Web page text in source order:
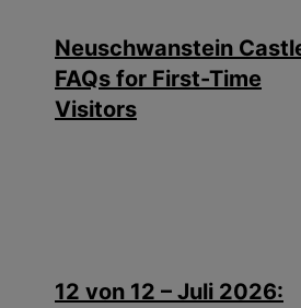
Neuschwanstein
FAQs for First-Time
Visitors
12 von 12 – Juli 2026: